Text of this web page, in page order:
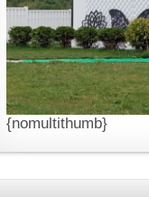
{nomultithumb}